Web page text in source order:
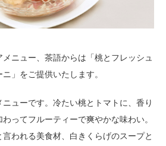
ニュー、茶語からは「桃とフレッシュ
」をご提供いたします。
ューです。冷たい桃とトマトに、香り
ってフルーティーで爽やかな味わい。
われる美食材、白きくらげのスープと